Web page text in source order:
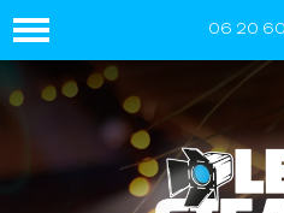
06 20